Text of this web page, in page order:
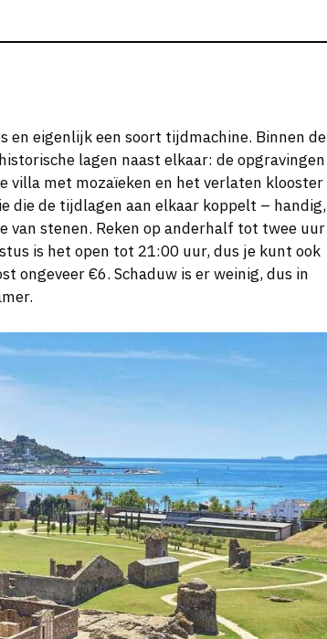
en eigenlijk een soort tijdmachine. Binnen de
lagen naast elkaar: de opgravingen
villa met mozaïeken en het verlaten klooster
die de tijdlagen aan elkaar koppelt – handig,
van stenen. Reken op anderhalf tot twee uur
is het open tot 21:00 uur, dus je kunt ook
ongeveer €6. Schaduw is er weinig, dus in